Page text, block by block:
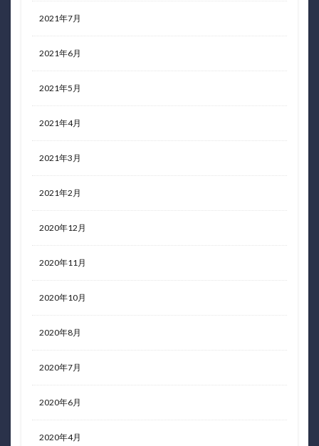
2021年7月
2021年6月
2021年5月
2021年4月
2021年3月
2021年2月
2020年12月
2020年11月
2020年10月
2020年8月
2020年7月
2020年6月
2020年4月